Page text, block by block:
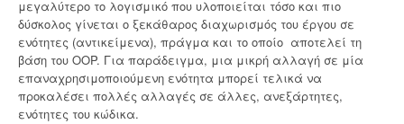
μεγαλύτερο το λογισμικό που υλοποιείται τόσο και πιο
δύσκολος γίνεται ο ξεκάθαρος διαχωρισμός του έργου σε
ενότητες (αντικείμενα), πράγμα και το οποίο αποτελεί τη
βάση του OOP. Για παράδειγμα, μια μικρή αλλαγή σε μία
επαναχρησιμοποιούμενη ενότητα μπορεί τελικά να
προκαλέσει πολλές αλλαγές σε άλλες, ανεξάρτητες,
ενότητες του κώδικα.